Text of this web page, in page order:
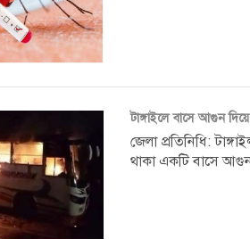
টাঙ্গাইলে বাসে আগুন
জেলা প্রতিনিধি:
থাকা একটি বাসে আগুন